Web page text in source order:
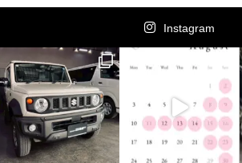
Instagram